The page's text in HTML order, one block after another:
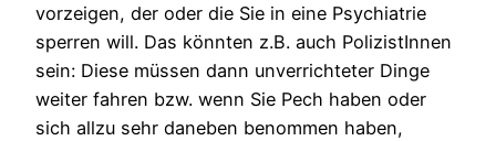
vorzeigen, der oder die Sie in eine Psychiatrie
sperren will. Das könnten z.B. auch PolizistInnen
sein: Diese müssen dann unverrichteter Dinge
weiter fahren bzw. wenn Sie Pech haben oder
sich allzu sehr daneben benommen haben,